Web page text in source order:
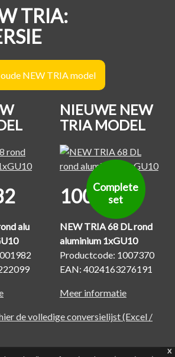
TRIA:
NEW TRIA model
alu
NIEUWE NEW
TRIA MODEL
Complete
set
1007370
NEW TRIA 68 DL rond
aluminium 1xGU10
Productcode: 1007370
EAN: 4024163276191
Meer informatie
de volledige conversielijst (Excel /
x